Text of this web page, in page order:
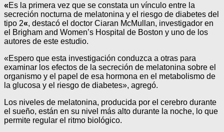
«Es la primera vez que se constata un vínculo entre la
secreción nocturna de melatonina y el riesgo de diabetes del
tipo 2«, destacó el doctor Ciaran McMullan, investigador en
el Brigham and Women’s Hospital de Boston y uno de los
autores de este estudio.
«Espero que esta investigación conduzca a otras para
examinar los efectos de la secreción de melatonina sobre el
organismo y el papel de esa hormona en el metabolismo de
la glucosa y el riesgo de diabetes», agregó.
Los niveles de melatonina, producida por el cerebro durante
el sueño, están en su nivel más alto durante la noche, lo que
permite regular el ritmo biológico.